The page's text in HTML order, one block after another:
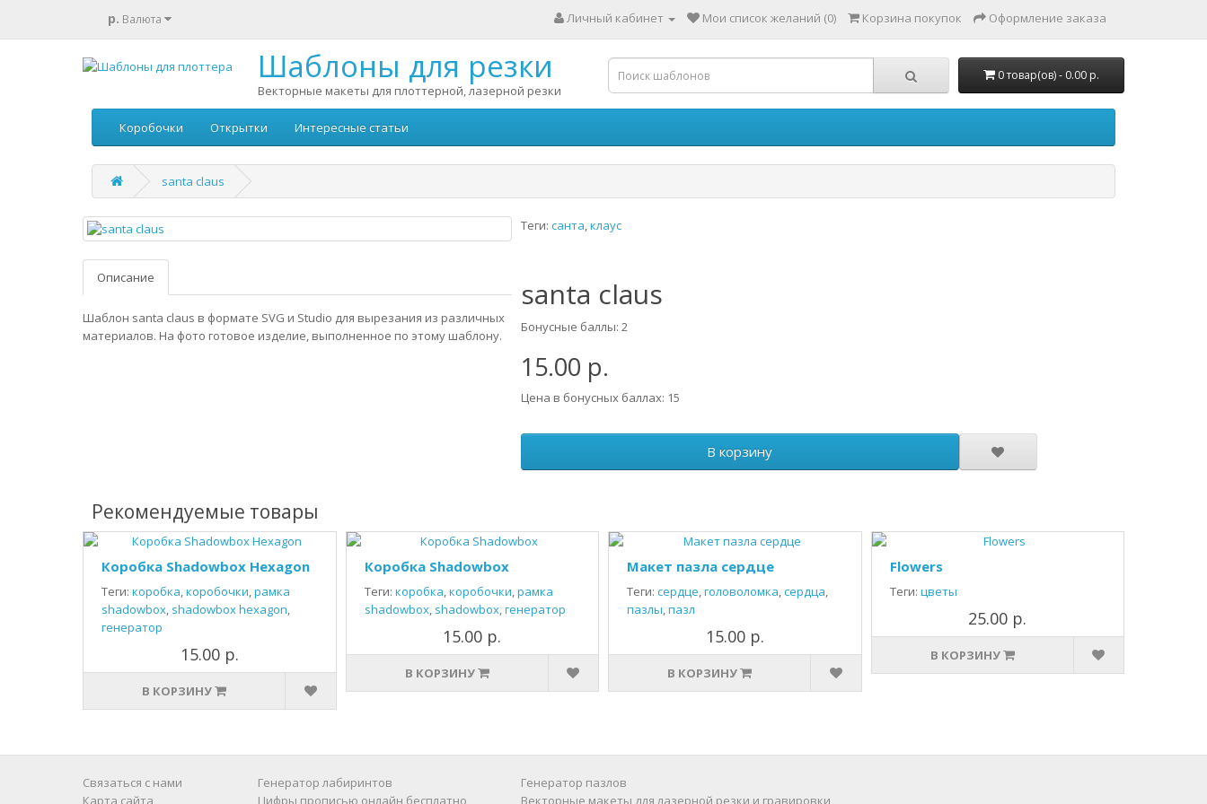
р. Валюта Личный кабинет Мои список желаний (0) Корзина покупок Оформление заказа
Шаблоны для резки
Векторные макеты для плоттерной, лазерной резки
0 товар(ов) - 0.00 р.
Коробочки Открытки Интересные статьи
santa claus
Описание
Шаблон santa claus в формате SVG и Studio для вырезания из различных
материалов. На фото готовое изделие, выполненное по этому шаблону.
Теги: санта,клаус
santa claus
Бонусные баллы: 2
15.00 р.
Цена в бонусных баллах: 15
В корзину
Рекомендуемые товары
Коробка Shadowbox Hexagon
Теги: коробка,коробочки,рамка
shadowbox, shadowbox hexagon,
генератор
15.00 р.
В КОРЗИНУ
Коробка Shadowbox
Теги: коробка,коробочки,рамка
shadowbox, shadowbox,генератор
15.00 р.
В КОРЗИНУ
Макет пазла сердце
Теги: сердце,головоломка,сердца,
пазлы,пазл
15.00 р.
В КОРЗИНУ
Flowers
Теги: цветы
25.00 р.
В КОРЗИНУ
Связаться с нами
Карта сайта
Генератор лабиринтов
Цифры прописью онлайн бесплатно
Генератор пазлов
Векторные макеты для лазерной резки и гравировки